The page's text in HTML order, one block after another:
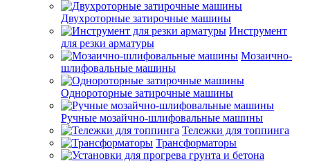
Двухроторные затирочные машины
Инструмент
для резки арматуры
Мозаично-
шлифовальные машины
Однороторные затирочные машины
Ручные мозайчно-шлифовальные машины
Тележки для топпинга
Трансформаторы